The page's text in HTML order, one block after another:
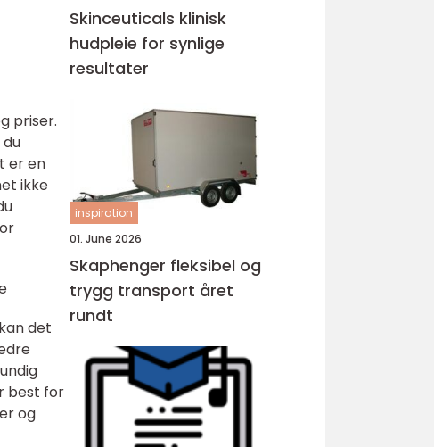
priser.
er en
ikke
det
best for
og
Skinceuticals klinisk
hudpleie for synlige
resultater
inspiration
01. June 2026
Skaphenger fleksibel og
trygg transport året
rundt